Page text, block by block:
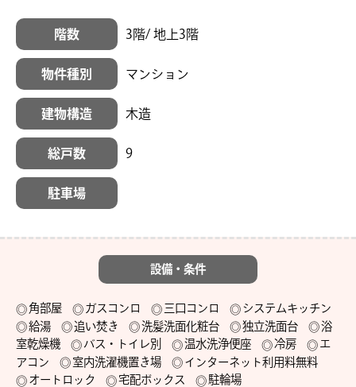
階数 3階/ 地上3階
物件種別 マンション
建物構造 木造
総戸数 9
駐車場
設備・条件
角部屋 ガスコンロ 三口コンロ
システムキッチン
給湯
追い焚き 洗髪洗面化粧台 独立洗面台
浴
室乾燥機
バス・トイレ別 温水洗浄便座 冷房
エ
アコン
室内洗濯機置き場
インターネット利用料無料
オートロック
宅配ボックス
駐輪場